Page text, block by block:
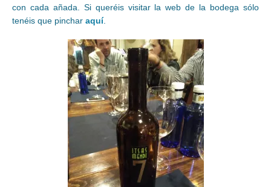
con cada añada. Si queréis visitar la web de la bodega sólo
tenéis que pinchar aquí.